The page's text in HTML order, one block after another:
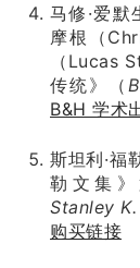
马修·爱
摩根（
（Lucas
传统》（
B&H 学术
斯坦利·
勒文集
Stanley
购买链接